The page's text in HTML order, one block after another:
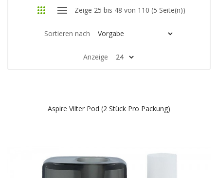
Zeige 25 bis 48 von 110 (5 Seite(n))
Sortieren nach
Anzeige
Aspire Vilter Pod (2 Stück Pro Packung)